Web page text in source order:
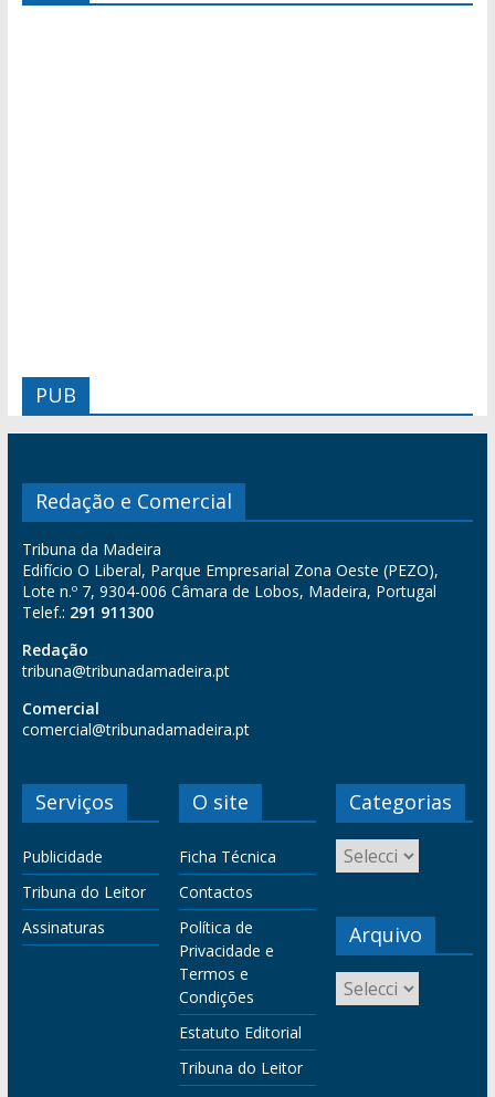
PUB
Redação e Comercial
Tribuna da Madeira
Edifício O Liberal, Parque Empresarial Zona Oeste (PEZO),
Lote n.º 7, 9304-006 Câmara de Lobos, Madeira, Portugal
Telef.: 291 911300
Redação
tribuna@tribunadamadeira.pt
Comercial
comercial@tribunadamadeira.pt
Serviços
Publicidade
Tribuna do Leitor
Assinaturas
O site
Ficha Técnica
Contactos
Política de
Privacidade e
Termos e
Condições
Estatuto Editorial
Tribuna do Leitor
Categorias
Arquivo